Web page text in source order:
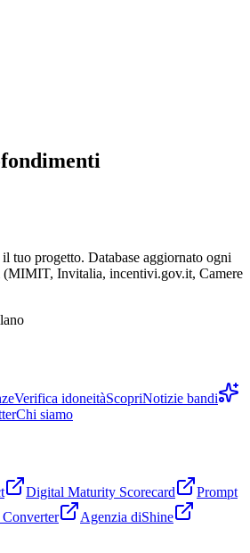
tuo progetto. Database aggiornato ogni
Invitalia, incentivi.gov.it, Camere
Verifica idoneitàScopriNotizie bandi
Chi siamo
Digital Maturity Scorecard
Prompt
Agenzia diShine